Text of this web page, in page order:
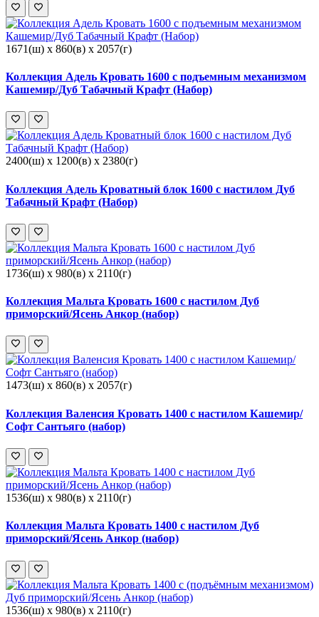
1671(ш) x 860(в) x 2057(г)
Коллекция Адель Кровать 1600 с подъемным механизмом
Кашемир/Дуб Табачный Крафт (Набор)
2400(ш) x 1200(в) x 2380(г)
Коллекция Адель Кроватный блок 1600 с настилом Дуб
Табачный Крафт (Набор)
1736(ш) x 980(в) x 2110(г)
Коллекция Мальта Кровать 1600 с настилом Дуб
приморский/Ясень Анкор (набор)
1473(ш) x 860(в) x 2057(г)
Коллекция Валенсия Кровать 1400 с настилом Кашемир/
Софт Сантьяго (набор)
1536(ш) x 980(в) x 2110(г)
Коллекция Мальта Кровать 1400 с настилом Дуб
приморский/Ясень Анкор (набор)
1536(ш) x 980(в) x 2110(г)